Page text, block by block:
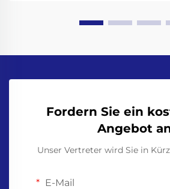
Fordern Sie ein
Angebot
Unser Vertreter wird Sie in
E-Mail